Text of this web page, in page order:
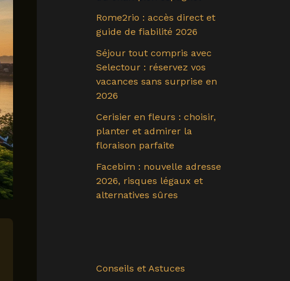
Rome2rio : accès direct et
guide de fiabilité 2026
Séjour tout compris avec
Selectour : réservez vos
vacances sans surprise en
2026
Cerisier en fleurs : choisir,
planter et admirer la
floraison parfaite
Facebim : nouvelle adresse
2026, risques légaux et
alternatives sûres
Conseils et Astuces